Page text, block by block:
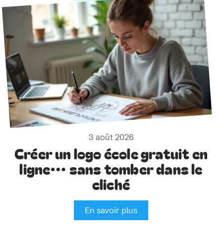
3 août 2026
Créer un logo école gratuit en
ligne… sans tomber dans le
cliché
En savoir plus